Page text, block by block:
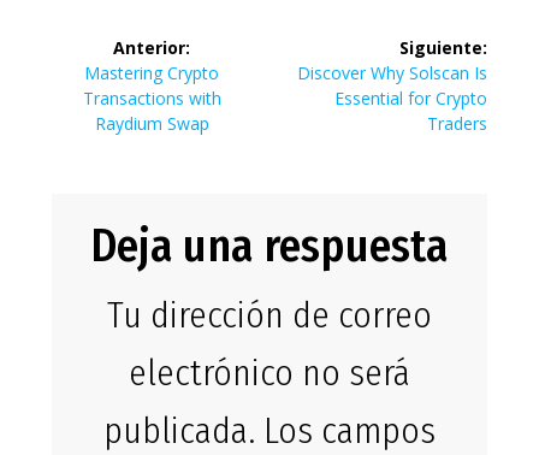
Navegación
entradas
Anterior:
Entrada
anterior:
Mastering Crypto
Transactions with
Raydium Swap
Siguiente:
Siguiente
entrada:
Discover Why Solscan Is
Essential for Crypto
Traders
Deja una respuesta
Tu dirección de correo
electrónico no será
publicada. Los campos